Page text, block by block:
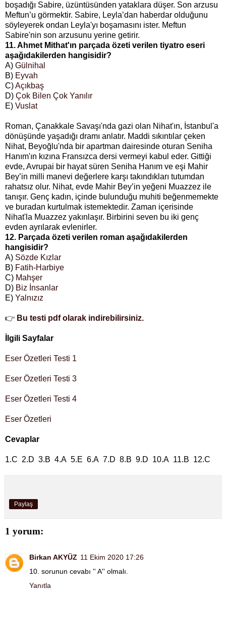
boşadığı Sabire, üzüntüsünden yataklara düşer. Son arzusu
Meftun’u görmektir. Sabire, Leyla’dan haberdar olduğunu
söyleyerek ondan Leyla'yı boşamasını ister. Meftun
Sabire'nin son arzusunu yerine getirir.
11. Ahmet Mithat'ın parçada özeti verilen tiyatro eseri
aşağıdakilerden hangisidir?
A) Gülnihal
B) Eyvah
C)Açıkbaş
D) Çok Bilen Çok Yanılır
E) Vuslat
Roman, Çanakkale Savaşı'nda gazi olan Nihat'ın, İstanbul'a
dönüşünde yaşadığı dramı anlatır. Maddi sıkıntılar çeken
Nihat, Beyoğlu'nda bir apartman dairesinde oturan Seniha
Hanım'ın kızına Fransızca dersi vermeyi kabul eder. Gittiği
evde, Avrupai bir hayat süren Seniha Hanım ve eşi Mahir
Bey’in milli manevi değerlere karşı takındıkları tutumdan
rahatsız olur. Nihat, evde Mahir Bey’in yeğeni Muazzez ile
tanışır. Genç kadın, içinde bulunduğu muhiti beğenmemekte
ve buradan kurtulmak istemektedir. Zaman içerisinde
Nihat'la Muazzez yakınlaşır. Birbirini seven bu iki genç
evden ayrılarak evlenirler.
12. Parçada özeti verilen roman aşağıdakilerden
hangisidir?
A) Sözde Kızlar
B) Fatih-Harbiye
C) Mahşer
D) Biz İnsanlar
E) Yalnızız
👉 Bu testi pdf olarak indirebilirsiniz.
İlgili Sayfalar
Eser Özetleri Testi 1
Eser Özetleri Testi 3
Eser Özetleri Testi 4
Eser Özetleri
Cevaplar
1.C 2.D 3.B 4.A 5.E 6.A 7.D 8.B 9.D 10.A 11.B 12.C
Paylaş
1 yorum:
Birkan AKYÜZ 11 Ekim 2020 17:26
10. sorunun cevabı '' A'' olmalı.
Yanıtla